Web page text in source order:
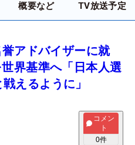
概要など TV放送予定
アドバイザーに就
界基準へ「日本人選
えるように」
コメン
ト
0件